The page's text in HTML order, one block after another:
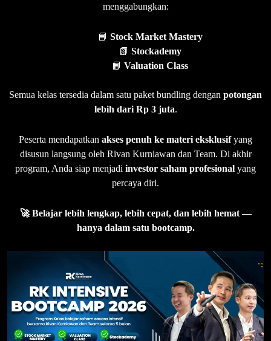
menggabungkan:
📘 Stock Market Mastery
📗 Stockademy
📙 Valuation Class
Semua kelas tersedia dalam satu paket bundling dengan potongan
lebih dari Rp 3 juta.
Peserta mendapatkan akses penuh ke materi eksklusifyang
disusun langsung oleh Rivan Kurniawan dan Team. Di akhir
program, Anda siap menjadi investor saham profesional yang
percaya diri.
🚀 Belajar lebih lengkap, lebih cepat, dan lebih hemat —
hanya dalam satu bootcamp.